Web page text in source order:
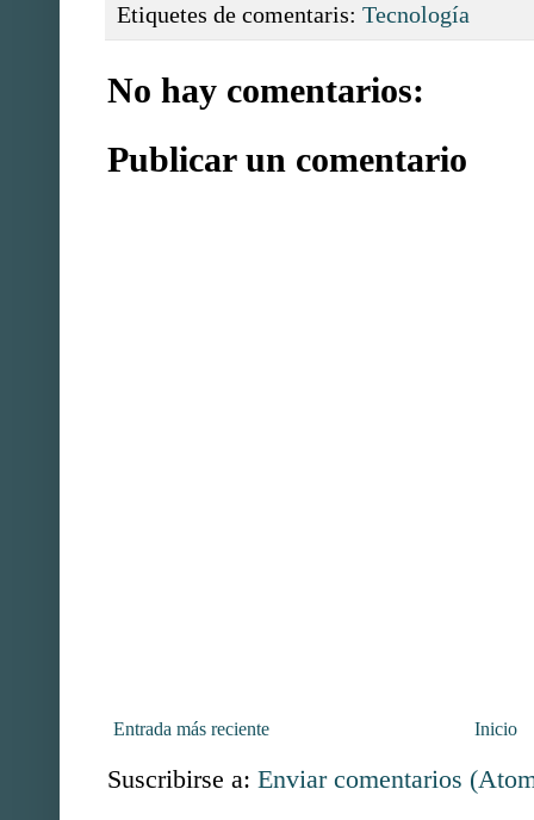
Etiquetes de comentaris: Tecnología
No hay comentarios:
Publicar un comentario
Entrada más reciente Inicio
Suscribirse a: Enviar comentarios